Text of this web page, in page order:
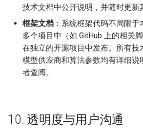
技术文档中公开说明，并随时更新
框架文档 ：系统框架代码不局限
多个项目中（如 GitHub 上的相关
在独立的开源项目中发布。所有技
模型供应商和算法参数均有详细说
者查阅。
10. 透明度与用户沟通